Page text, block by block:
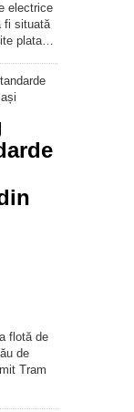
electrice
fi situată
plata…
flotă de
de
Tram